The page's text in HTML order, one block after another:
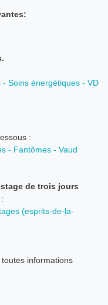
Soins énergétiques - VD
:
- Fantômes - Vaud
de trois jours
(esprits-de-la-
informations